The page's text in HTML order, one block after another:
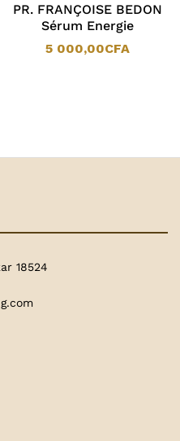
PR. FRANÇOISE BEDON
Sérum Energie
5 000,00CFA
18524